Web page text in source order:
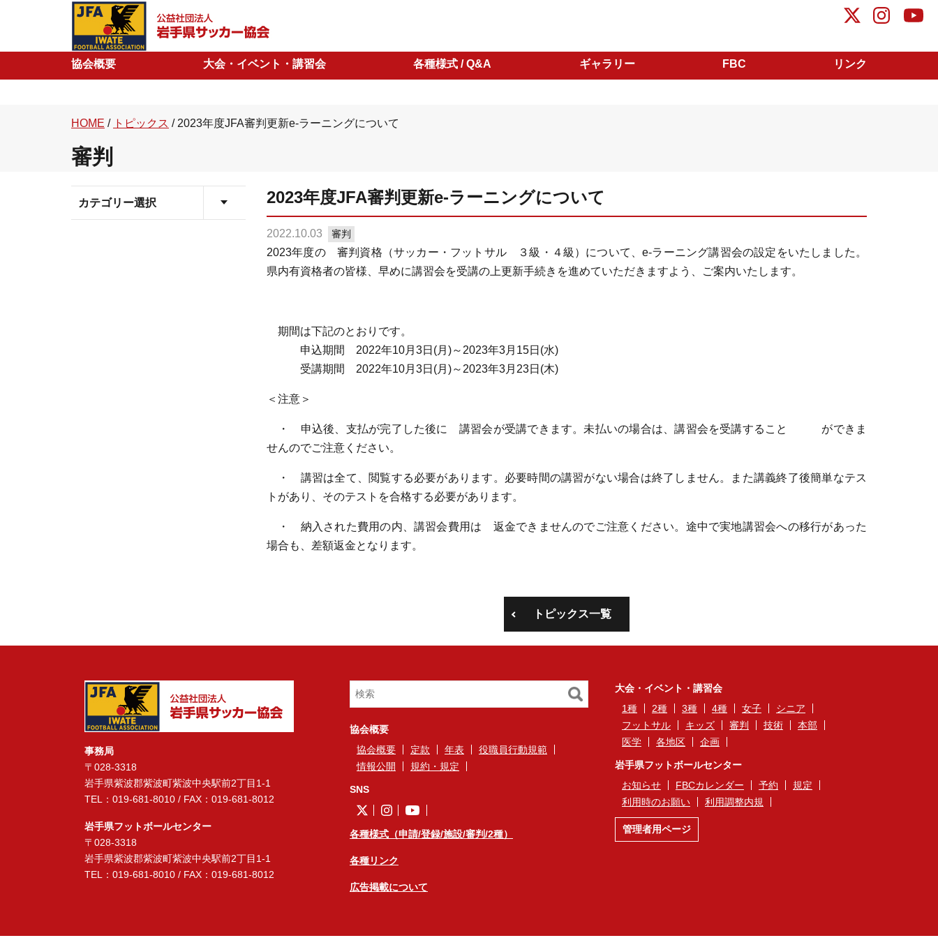
協会概要 大会・イベント・講習会 各種様式 / Q&A ギャラリー FBC リンク
HOME / トピックス /2023年度JFA審判更新e-ラーニングについて
審判
カテゴリー選択 2023年度JFA審判更新e-ラーニングについて
2022.10.03 審判
2023年度の 審判資格（サッカー・フットサル ３級・４級）について、e-ラーニング講習会の設定をいたしました。
県内有資格者の皆様、早めに講習会を受講の上更新手続きを進めていただきますよう、ご案内いたします。
期間は下記のとおりです。
申込期間 2022年10月3日(月)～2023年3月15日(水)
受講期間 2022年10月3日(月)～2023年3月23日(木)
＜注意＞
・ 申込後、支払が完了した後に 講習会が受講できます。未払いの場合は、講習会を受講すること ができま
せんのでご注意ください。
・ 講習は全て、閲覧する必要があります。必要時間の講習がない場合は終了しません。また講義終了後簡単なテス
トがあり、そのテストを合格する必要があります。
・ 納入された費用の内、講習会費用は 返金できませんのでご注意ください。途中で実地講習会への移行があった
場合も、差額返金となります。
トピックス一覧
事務局
〒028-3318
岩手県紫波郡紫波町紫波中央駅前2丁目1-1
TEL：019-681-8010 / FAX：019-681-8012
岩手県フットボールセンター
〒028-3318
岩手県紫波郡紫波町紫波中央駅前2丁目1-1
TEL：019-681-8010 / FAX：019-681-8012
協会概要
協会概要
定款 年表
役職員行動規範
情報公開
規約・規定
SNS
各種様式（申請/登録/施設/審判/2種）
各種リンク
広告掲載について
大会・イベント・講習会
1種
2種 3種 4種 女子
シニア
フットサル
キッズ 審判 技術
本部
医学
各地区 企画
岩手県フットボールセンター
お知らせ
FBCカレンダー 予約
規定
利用時のお願い
利用調整内規
管理者用ページ